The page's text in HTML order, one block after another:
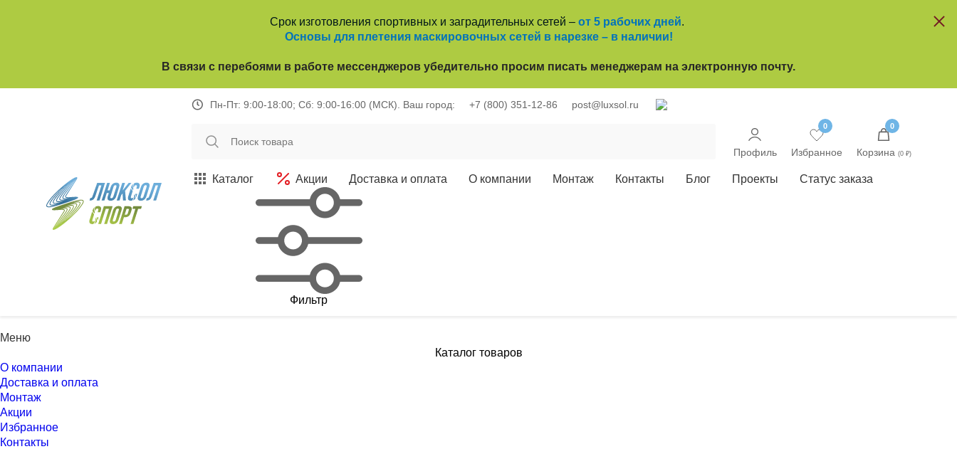
Срок изготовления спортивных и заградительных сетей – от 5 рабочих дней.
Основы для плетения маскировочных сетей в нарезке – в наличии!
В связи с перебоями в работе мессенджеров убедительно просим писать менеджерам на электронную почту.
Пн-Пт: 9:00-18:00; Сб: 9:00-16:00 (МСК). Ваш город: +7 (800) 351-12-86 post@luxsol.ru
Профиль
0
Избранное
0
Корзина (0 ₽)
Каталог Акции Доставка и оплата О компании Монтаж Контакты Блог Проекты Статус заказа
Фильтр
Меню
Каталог товаров
О компании
Доставка и оплата
Монтаж
Акции
Избранное
Контакты